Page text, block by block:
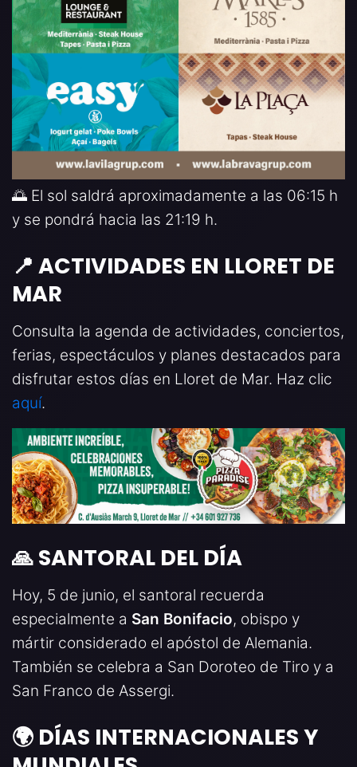
🌅 El sol saldrá aproximadamente a las 06:15 h
y se pondrá hacia las 21:19 h.
📍 ACTIVIDADES EN LLORET DE
MAR
Consulta la agenda de actividades, conciertos,
ferias, espectáculos y planes destacados para
disfrutar estos días en Lloret de Mar. Haz clic
aquí.
🙏 SANTORAL DEL DÍA
Hoy, 5 de junio, el santoral recuerda
especialmente a San Bonifacio, obispo y
mártir considerado el apóstol de Alemania.
También se celebra a San Doroteo de Tiro y a
San Franco de Assergi.
🌍 DÍAS INTERNACIONALES Y